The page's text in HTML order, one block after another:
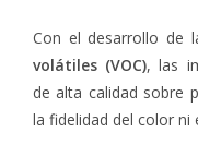
Con el desarrollo de
volátiles (VOC), las
de alta calidad sobre
la fidelidad del color ni